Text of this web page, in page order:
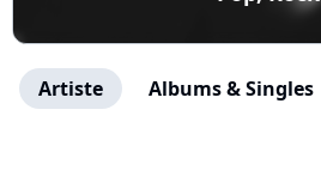
Artiste Albums & Singles